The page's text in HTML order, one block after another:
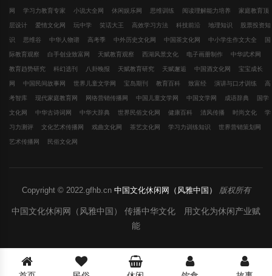
网 学习力教育专家 小说大全网 休闲娱乐网 思维训练 阅读理解能力培养 家庭教育顶
层设计 爱情文化网 玩中学 笑话大王 高效学习方法 科技前沿 地理知识 股票投资知
识 思维谷 中华人物谱 高考季 中外历史文化网 中国茶文化网 中小学生作文大全 国
际教育观察 白手创业致富网 天赋教育观察 西湖风景文化 电子画册制作 中华武术网
教育趋势研究 科幻选刊 八卦晚报 天赋教育研究 天赋邂逅 中国酒文化网 宝宝成长
网 中国民间故事网 世界儿童文学网 宝岛期刊 教育百科 致富经 演讲与口才训练 高
考智库 现代家庭教育网 网络营销传播网 中国儿童文学网 中国文学网 成语辞典 国学
文化网 中华古诗词网 中华大辞典 世界民俗文化网 健康百科 清风传播 时尚文化 学
习力测评 文化艺术传播网 戏曲文化网 茶艺文化网 学习力训练知识 世界营销策划网
艺术传播网 民俗文化网
Copyright © 2022.gfhb.cn 中国文化休闲网（风雅中国） 版权所有
中国文化休闲网（风雅中国） 传播中华文化 用文化为休闲产业赋
能